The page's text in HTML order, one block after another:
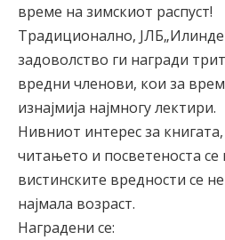
време на зимскиот распуст!
Традиционално,
задоволство ги награди
вредни членови, кои за
изнајмија најмногу лектири.
Нивниот интерес за
читањето и посветеноста се
вистинските вредности се
најмала возраст.
Наградени се: